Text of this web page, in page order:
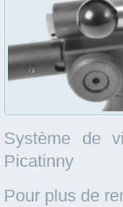
Système de
Picatinny
Pour plus de